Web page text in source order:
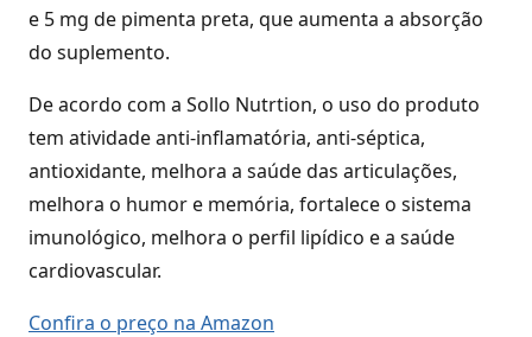
e 5 mg de pimenta preta, que aumenta a absorção
do suplemento.
De acordo com a Sollo Nutrtion, o uso do produto
tem atividade anti-inflamatória, anti-séptica,
antioxidante, melhora a saúde das articulações,
melhora o humor e memória, fortalece o sistema
imunológico, melhora o perfil lipídico e a saúde
cardiovascular.
Confira o preço na Amazon